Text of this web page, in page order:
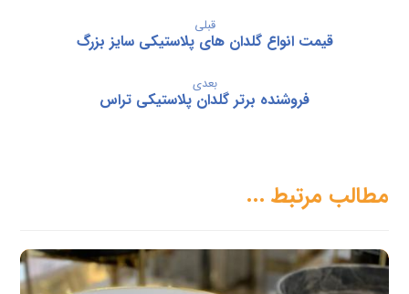
قبلی
قیمت انواع گلدان های پلاستیکی سایز بزرگ
بعدی
فروشنده برتر گلدان پلاستیکی تراس
مطالب مرتبط ...